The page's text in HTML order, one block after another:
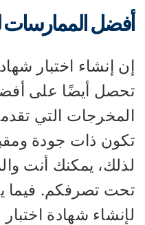
الممارسات
إنشاء اختبار
أيضًا على أفضل
التي
ذات جودة
يمكنك أنت
تصرفكم. فيما
شهادة اختبار